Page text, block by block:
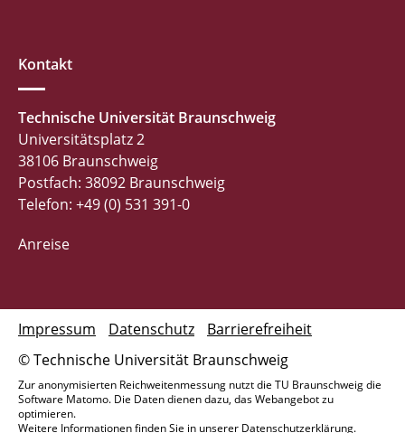
Kontakt
Technische Universität Braunschweig
Universitätsplatz 2
38106 Braunschweig
Postfach: 38092 Braunschweig
Telefon: +49 (0) 531 391-0
Anreise
© Technische Universität Braunschweig
Impressum Datenschutz Barrierefreiheit
Zur anonymisierten Reichweitenmessung nutzt die TU Braunschweig die
Software Matomo. Die Daten dienen dazu, das Webangebot zu
optimieren.
Weitere Informationen finden Sie in unserer Datenschutzerklärung.